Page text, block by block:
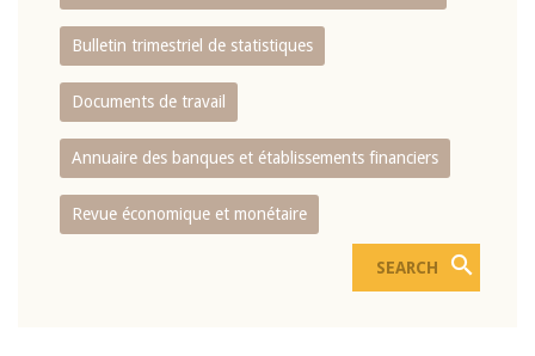
Bulletin trimestriel de statistiques
Documents de travail
Annuaire des banques et établissements financiers
Revue économique et monétaire